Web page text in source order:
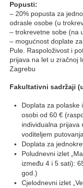
Popusti:
– 20% popusta za
odrasle osobe (u
– trokrevetne sobe (na
– mogućnost doplate
Pule. Raspoloživost i
prijava na let u zračnoj
Zagrebu
Fakultativni sadržaji
Doplata za polaske
osobi od 60 €
individualna prijava
voditeljem
Doplata za
Poludnevni izlet
između 4 i 5 sati):
god.)
Cjelodnevni izlet